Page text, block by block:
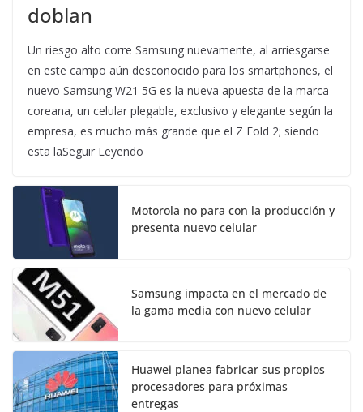
doblan
Un riesgo alto corre Samsung nuevamente, al arriesgarse
en este campo aún desconocido para los smartphones, el
nuevo Samsung W21 5G es la nueva apuesta de la marca
coreana, un celular plegable, exclusivo y elegante según la
empresa, es mucho más grande que el Z Fold 2; siendo
esta laSeguir Leyendo
Motorola no para con la producción y
presenta nuevo celular
Samsung impacta en el mercado de
la gama media con nuevo celular
Huawei planea fabricar sus propios
procesadores para próximas
entregas